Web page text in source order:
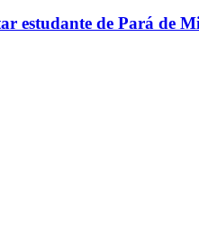
estudante de Pará de